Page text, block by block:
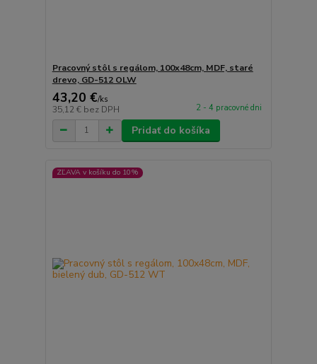
Pracovný stôl s regálom, 100x48cm, MDF, staré
drevo, GD-512 OLW
43,20 €/ks
35,12 € bez DPH 2 - 4 pracovné dni
Pridať do košíka
ZĽAVA v košíku do 10%